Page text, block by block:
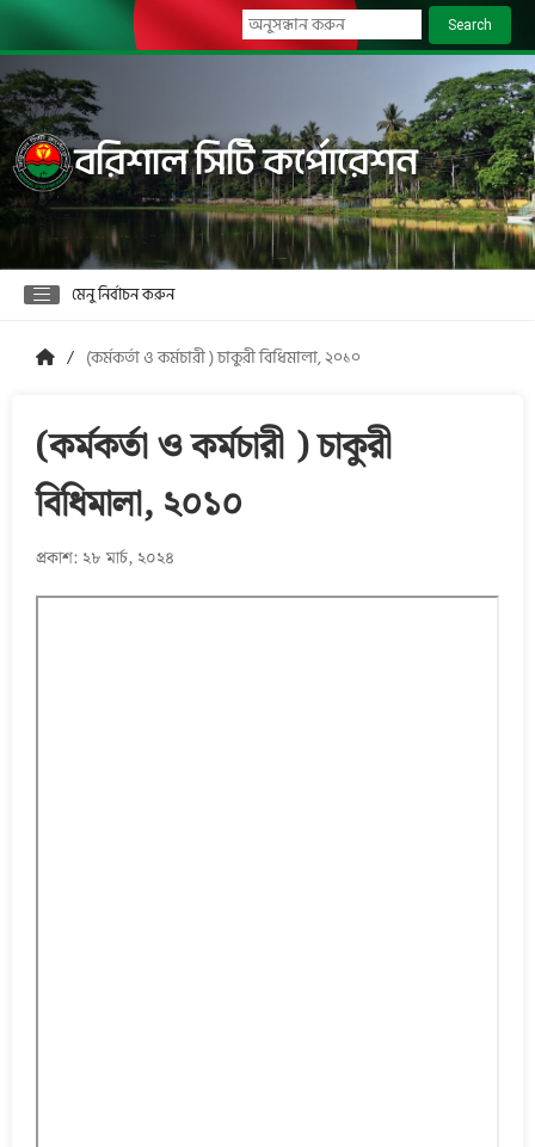
Search
বরিশাল সিটি কর্পোরেশন
মেনু নির্বাচন করুন
(কর্মকর্তা ও কর্মচারী ) চাকুরী বিধিমালা, ২০১০
(কর্মকর্তা ও কর্মচারী ) চাকুরী
বিধিমালা, ২০১০
প্রকাশ: ২৮ মার্চ, ২০২৪